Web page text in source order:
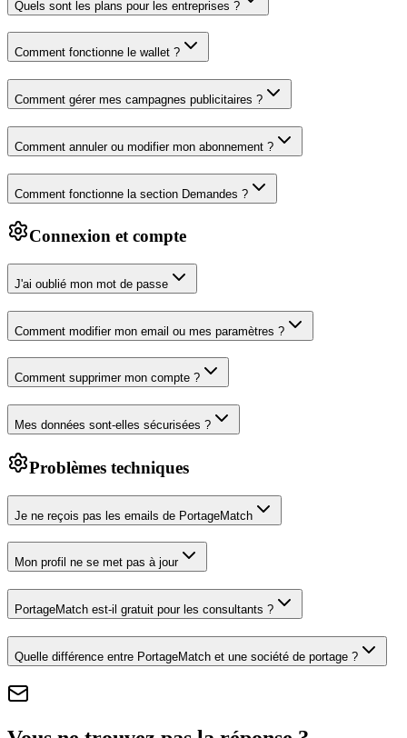
Quels sont les plans pour les entreprises ?
Comment fonctionne le wallet ?
Comment gérer mes campagnes publicitaires ?
Comment annuler ou modifier mon abonnement ?
Comment fonctionne la section Demandes ?
Connexion et compte
J'ai oublié mon mot de passe
Comment modifier mon email ou mes paramètres ?
Comment supprimer mon compte ?
Mes données sont-elles sécurisées ?
Problèmes techniques
Je ne reçois pas les emails de PortageMatch
Mon profil ne se met pas à jour
PortageMatch est-il gratuit pour les consultants ?
Quelle différence entre PortageMatch et une société de portage ?